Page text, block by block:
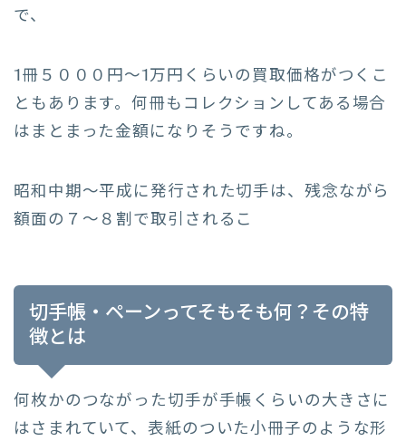
で、
1冊５０００円～1万円くらいの買取価格がつくこ
ともあります。何冊もコレクションしてある場合
はまとまった金額になりそうですね。
昭和中期～平成に発行された切手は、残念ながら
額面の７～８割で取引されるこ
切手帳・ペーンってそもそも何？その特
徴とは
何枚かのつながった切手が手帳くらいの大きさに
はさまれていて、表紙のついた小冊子のような形